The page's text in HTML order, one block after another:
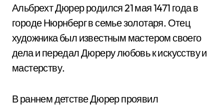
Альбрехт Дюрер родился 21 мая 1471 года в
городе Нюрнберг в семье золотаря. Отец
художника был известным мастером своего
дела и передал Дюреру любовь к искусству и
мастерству.
В раннем детстве Дюрер проявил